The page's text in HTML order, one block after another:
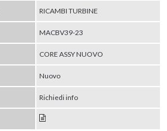
RICAMBI TURBINE
MACBV39-23
CORE ASSY NUOVO
Nuovo
Richiedi info